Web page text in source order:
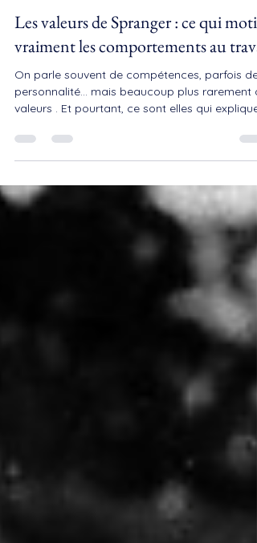
5 mars
3 min de lecture
Les valeurs de Spranger : ce qui
vraiment les comportements au
On parle souvent de compétences, parfois de
personnalité… mais beaucoup plus rarement
valeurs . Et pourtant, ce sont elles qui
façon. Le modèle des valeurs de Spranger
permet de comprendre ce qui motive
profondément les décisions, l’engagement et
même les conflits au travail. Un outil
pour managers et commerciaux qui veulent
arrêter de piloter à l’aveugle. Le modèle des